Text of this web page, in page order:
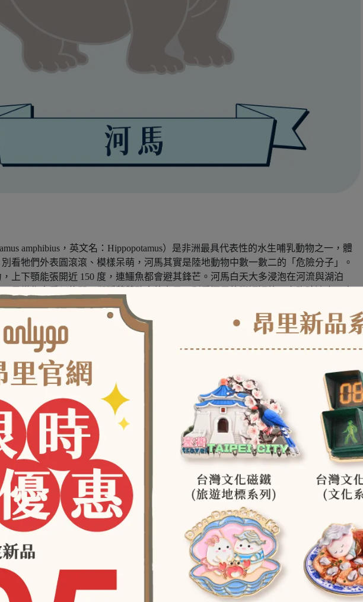
amphibius，英文名：Hippopotamus）是非洲最具代表性的水生哺乳動物之一，體
看牠們外表圓滾滾、模樣呆萌，河馬其實是陸地動物中數一數二的「危險分子」。
上下顎能張開近 150 度，連鱷魚都會避其鋒芒。河馬白天大多浸泡在河流與湖泊
日常作息看似悠閒，卻隱藏著致命的力量。別看河馬的腳短短的，奔跑時速度可高
快得多！
為「河裡的馬」，但其實牠們與馬一點關係都沒有。河馬最有趣的特徵之一，就是
在水面上：眼睛、耳朵和鼻孔都長在頭頂，讓牠們能在幾乎全身浸在水裡時，仍能
隱身術」是牠們在水中生存的秘密武器。
實非常脆弱，容易曬傷！為了保護自己，牠們會分泌一種帶有淡紅色的液體，被稱
流血，但其實是一種天然的防曬乳與抗菌劑。這種液體能幫助河馬抵抗陽光和細菌
機制，是河馬專屬的護膚秘方。